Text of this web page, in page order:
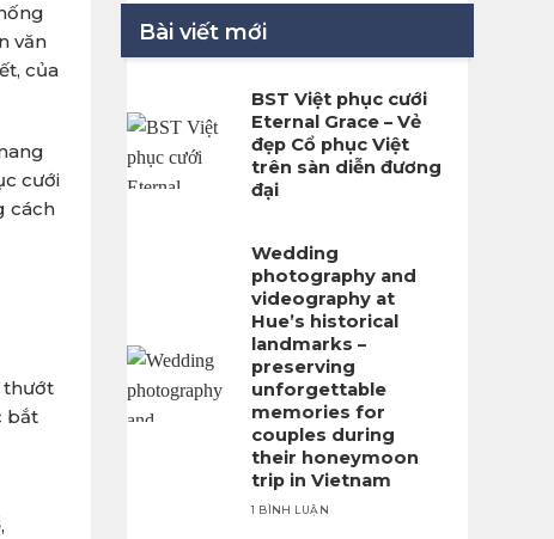
Bài viết mới
BST Việt phục cưới
Eternal Grace – Vẻ
đẹp Cổ phục Việt
trên sàn diễn đương
đại
Wedding
photography and
videography at
Hue’s historical
landmarks –
preserving
unforgettable
memories for
couples during
their honeymoon
trip in Vietnam
1 BÌNH LUẬN
văn
của
cưới
cách
thướt
bắt